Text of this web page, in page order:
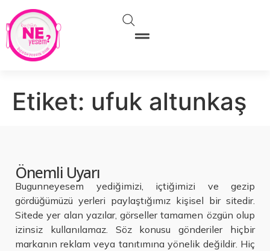
Etiket: ufuk altunkaş
Önemli Uyarı
Bugunneyesem yediğimizi, içtiğimizi ve gezip
gördüğümüzü yerleri paylaştığımız kişisel bir sitedir.
Sitede yer alan yazılar, görseller tamamen özgün olup
izinsiz kullanılamaz. Söz konusu gönderiler hiçbir
markanın reklam veya tanıtımına yönelik değildir. Hiç